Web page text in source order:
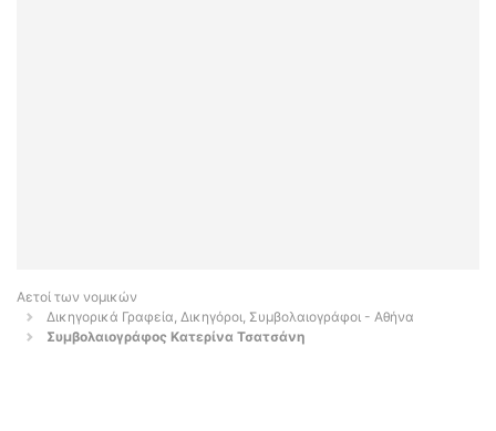
Αετοί των νομικών
Δικηγορικά Γραφεία, Δικηγόροι, Συμβολαιογράφοι - Αθήνα
Συμβολαιογράφος Κατερίνα Τσατσάνη